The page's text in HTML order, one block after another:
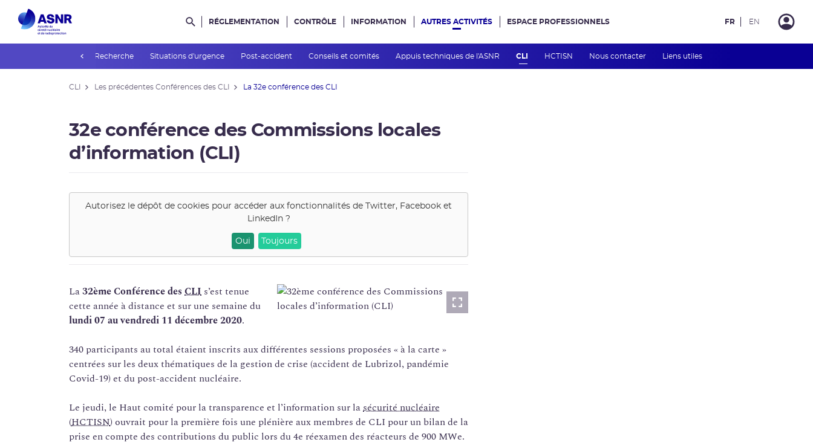
Rechercher dans le site
RÉGLEMENTATION CONTRÔLE INFORMATION AUTRES ACTIVITÉS
Recherche Situations d'urgence Post-accident Conseils et comités Appuis techniques de l'ASNR CLI HCTISN Nous contacter Liens utiles
ESPACE PROFESSIONNELS FR EN
CLI Les précédentes Conférences des CLI La 32e conférence des CLI
32e conférence des Commissions locales
d’information (CLI)
Autorisez le dépôt de cookies pour accéder aux fonctionnalités de
Twitter, Facebook et
LinkedIn?
Oui Toujours
Lightbox
La32ème Conférence des CLI s’est tenue
cette année à distance et sur une semaine du
lundi 07 au vendredi 11 décembre 2020.
340 participants au total étaient inscrits aux différentes sessions proposées « à la carte »
centrées sur les deux thématiques de la gestion de crise (accident de Lubrizol, pandémie
Covid-19) et du post-accident nucléaire.
Le jeudi, le Haut comité pour la transparence et l’information sur lasécurité nucléaire
(HCTISN) ouvrait pour la première fois une plénière aux membres de CLI pour un bilan de la
prise en compte des contributions du public lors du 4e réexamen des réacteurs de 900 MWe.